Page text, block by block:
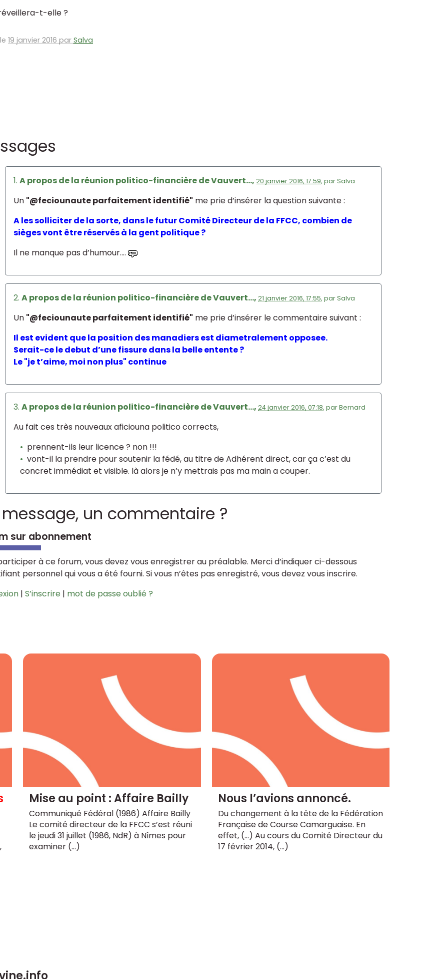
t-elle ?
19 janvier 2016 par Salva
1. A propos de la réunion politico-financière de Vauvert..., 20 janvier 2016, 17:59, parSalva
Un "@feciounaute parfaitement identifié" me prie d’insérer la question suivante :
A les solliciter de la sorte, dans le futur Comité Directeur de la FFCC, combien de
sièges vont être réservés à la gent politique ?
Il ne manque pas d’humour....
2. A propos de la réunion politico-financière de Vauvert..., 21 janvier 2016, 17:55, parSalva
Un "@feciounaute parfaitement identifié" me prie d’insérer le commentaire suivant :
Il est evident que la position des manadiers est diametralement opposee.
Serait-ce le debut d’une fissure dans la belle entente ?
Le "je t’aime, moi non plus" continue
3. A propos de la réunion politico-financière de Vauvert..., 24 janvier 2016, 07:18, parBernard
Au fait ces très nouveaux aficiouna politico corrects,
prennent-ils leur licence ? non !!!
vont-il la prendre pour soutenir la fédé, au titre de Adhérent direct, car ça c’est du
concret immédiat et visible. là alors je n’y mettrais pas ma main a couper.
un commentaire ?
sur abonnement
à ce forum, vous devez vous enregistrer au préalable. Merci d’indiquer ci-dessous
personnel qui vous a été fourni. Si vous n’êtes pas enregistré, vous devez vous inscrire.
| S’inscrire | mot de passe oublié ?
Mise au point : Affaire Bailly
Communiqué Fédéral (1986) Affaire Bailly
Le comité directeur de la FFCC s’est réuni
le jeudi 31 juillet (1986, NdR) à Nîmes pour
examiner (…)
Nous l’avions annoncé.
Du changement à la tête de la Fédération
Française de Course Camarguaise. En
effet, (...) Au cours du Comité Directeur du
17 février 2014, (…)